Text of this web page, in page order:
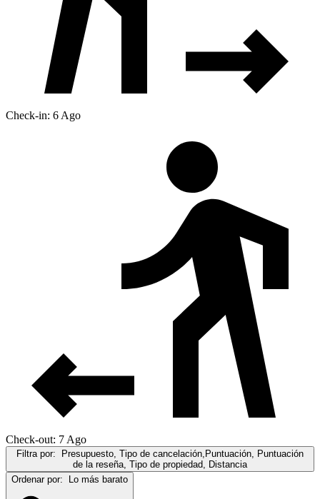
Check-in: 6 Ago
Check-out: 7 Ago
Filtra por:
Presupuesto, Tipo de cancelación,Puntuación, Puntuación
de la reseña, Tipo de propiedad, Distancia
Ordenar por:
Lo más barato